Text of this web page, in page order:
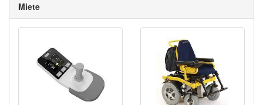
Miete